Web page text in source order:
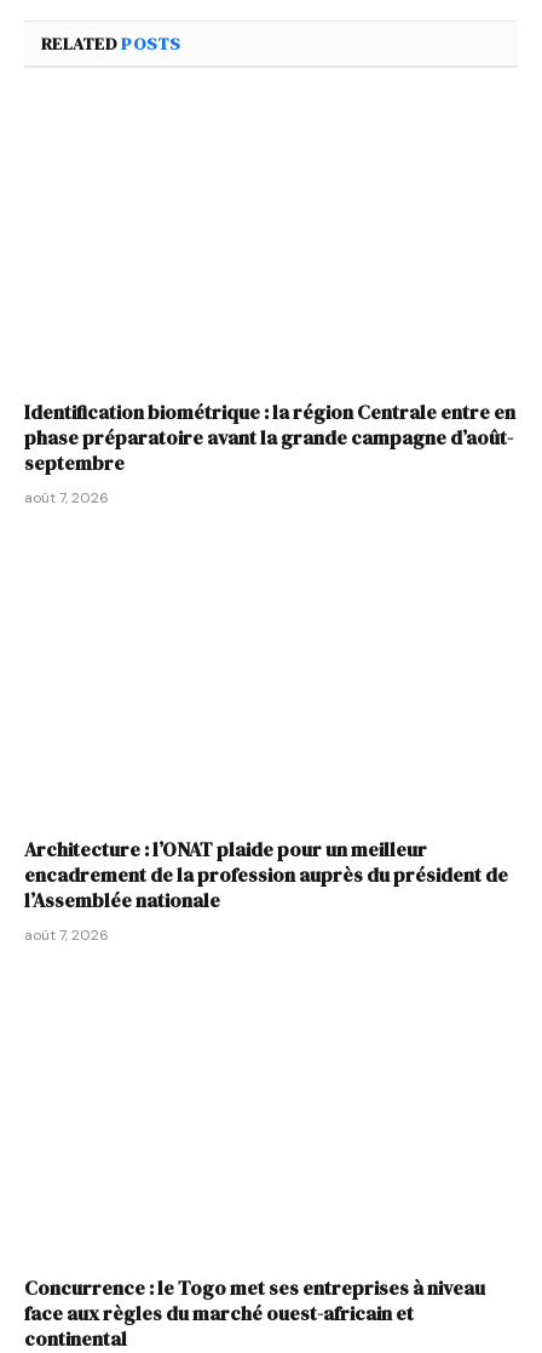
RELATEDPOSTS
Identification biométrique : la région Centrale entre en
phase préparatoire avant la grande campagne d’août-
septembre
août 7, 2026
Architecture : l’ONAT plaide pour un meilleur
encadrement de la profession auprès du président de
l’Assemblée nationale
août 7, 2026
Concurrence : le Togo met ses entreprises à niveau
face aux règles du marché ouest-africain et
continental